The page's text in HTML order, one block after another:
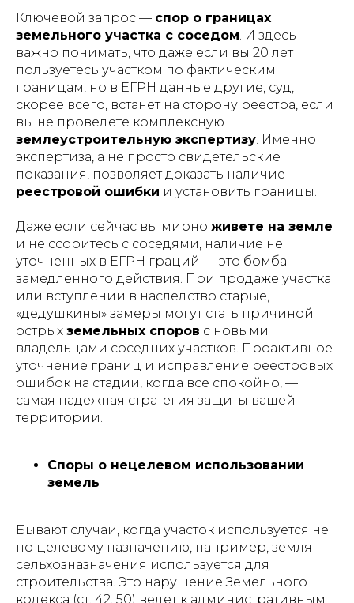
Ключевой запрос — спор о границах
земельного участка с соседом. И здесь
важно понимать, что даже если вы 20 лет
пользуетесь участком по фактическим
границам, но в ЕГРН данные другие, суд,
скорее всего, встанет на сторону реестра, если
вы не проведете комплексную
землеустроительную экспертизу. Именно
экспертиза, а не просто свидетельские
показания, позволяет доказать наличие
реестровой ошибки и установить границы.
Даже если сейчас вы мирно живете на земле
и не ссоритесь с соседями, наличие не
уточненных в ЕГРН граций — это бомба
замедленного действия. При продаже участка
или вступлении в наследство старые,
«дедушкины» замеры могут стать причиной
острых земельных споров с новыми
владельцами соседних участков. Проактивное
уточнение границ и исправление реестровых
ошибок на стадии, когда все спокойно, —
самая надежная стратегия защиты вашей
территории.
Споры о нецелевом использовании
земель
Бывают случаи, когда участок используется не
по целевому назначению, например, земля
сельхозназначения используется для
строительства. Это нарушение Земельного
кодекса (ст. 42, 50) ведет к административным